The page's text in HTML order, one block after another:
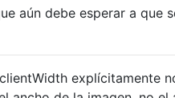
aún debe esperar a que
explícitamente